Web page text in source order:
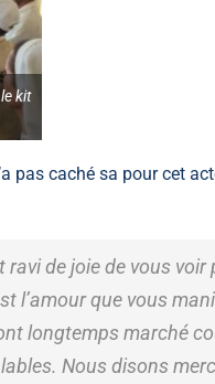
kit
pas caché sa pour cet
ravi de joie de vous
l’amour que vous
longtemps marché
Nous disons